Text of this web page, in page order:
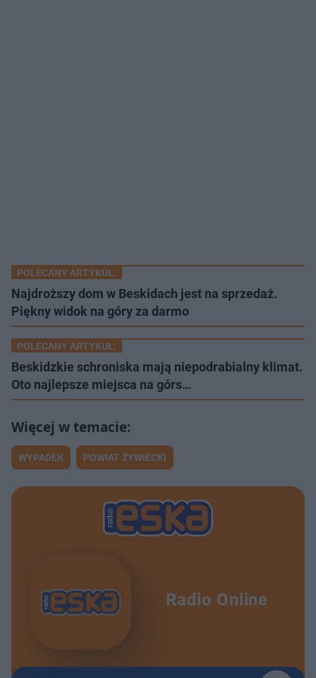
POLECANY ARTYKUŁ:
Najdroższy dom w Beskidach jest na sprzedaż.
Piękny widok na góry za darmo
POLECANY ARTYKUŁ:
Beskidzkie schroniska mają niepodrabialny klimat.
Oto najlepsze miejsca na górs…
WYPADEK POWIAT ŻYWIECKI
Radio Online